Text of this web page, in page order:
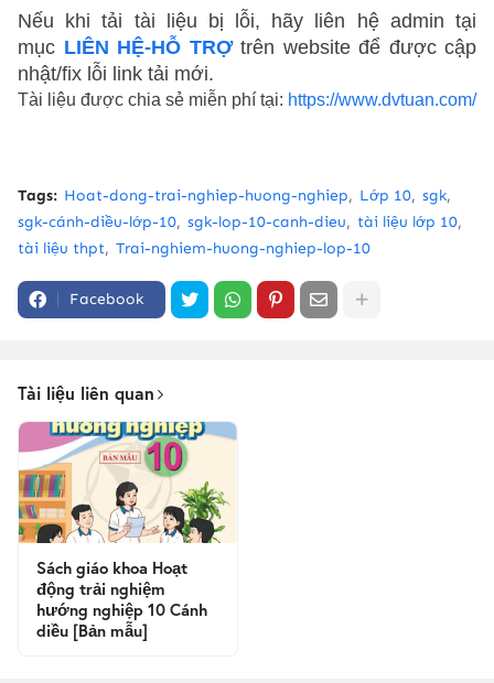
Nếu khi tải tài liệu bị lỗi, hãy liên hệ admin tại
mục LIÊN HỆ-HỖ TRỢtrên website để được cập
nhật/fix lỗi link tải mới.
Tài liệu được chia sẻ miễn phí tại: https://www.dvtuan.com/
Tags: Hoat-dong-trai-nghiep-huong-nghiep Lớp 10 sgk
sgk-cánh-diều-lớp-10 sgk-lop-10-canh-dieu
tài liệu lớp 10
tài liệu thpt
Trai-nghiem-huong-nghiep-lop-10
Facebook
Tài liệu liên quan
Sách giáo khoa Hoạt
động trải nghiệm
hướng nghiệp 10 Cánh
diều [Bản mẫu]